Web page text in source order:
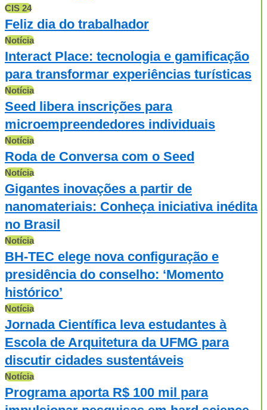
CIS 24
Feliz dia do trabalhador
Notícia
Interact Place: tecnologia e gamificação
para transformar experiências turísticas
Notícia
Seed libera inscrições para
microempreendedores individuais
Notícia
Roda de Conversa com o Seed
Notícia
Gigantes inovações a partir de
nanomateriais: Conheça iniciativa inédita
no Brasil
Notícia
BH-TEC elege nova configuração e
presidência do conselho: ‘Momento
histórico’
Notícia
Jornada Científica leva estudantes à
Escola de Arquitetura da UFMG para
discutir cidades sustentáveis
Notícia
Programa aporta R$ 100 mil para